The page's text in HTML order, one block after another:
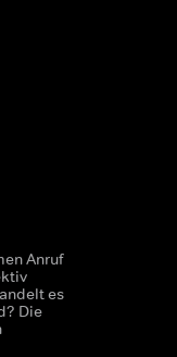
Anruf
es
Die